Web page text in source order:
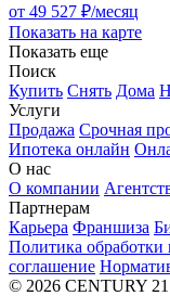
от 49 527 ₽/месяц
Показать на карте
Показать еще
Поиск
Купить Снять Дома
Услуги
Продажа Срочная
Ипотека онлайн
О нас
О компании
Партнерам
Карьера Франшиза
Политика
соглашение
© 2026 CENTURY